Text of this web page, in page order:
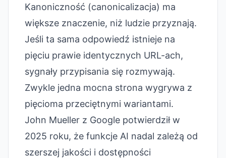
Kanoniczność (canonicalizacja) ma
większe znaczenie, niż ludzie przyznają.
Jeśli ta sama odpowiedź istnieje na
pięciu prawie identycznych URL-ach,
sygnały przypisania się rozmywają.
Zwykle jedna mocna strona wygrywa z
pięcioma przeciętnymi wariantami.
John Mueller z Google potwierdził w
2025 roku, że funkcje AI nadal zależą od
szerszej jakości i dostępności